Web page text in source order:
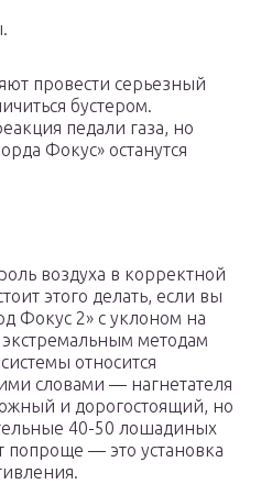
провести серьезный
бустером.
педали газа, но
Фокус» останутся
воздуха в корректной
этого делать, если вы
Фокус 2» с уклоном на
методам
относится
словами — нагнетателя
и дорогостоящий, но
40-50 лошадиных
попроще — это установка